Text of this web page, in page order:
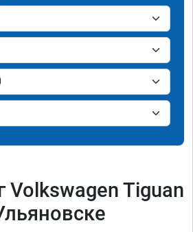
Volkswagen Tiguan